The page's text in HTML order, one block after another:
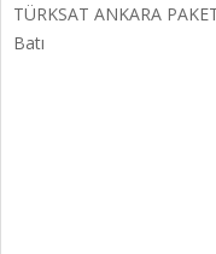
TÜRKSAT ANKARA
Batı